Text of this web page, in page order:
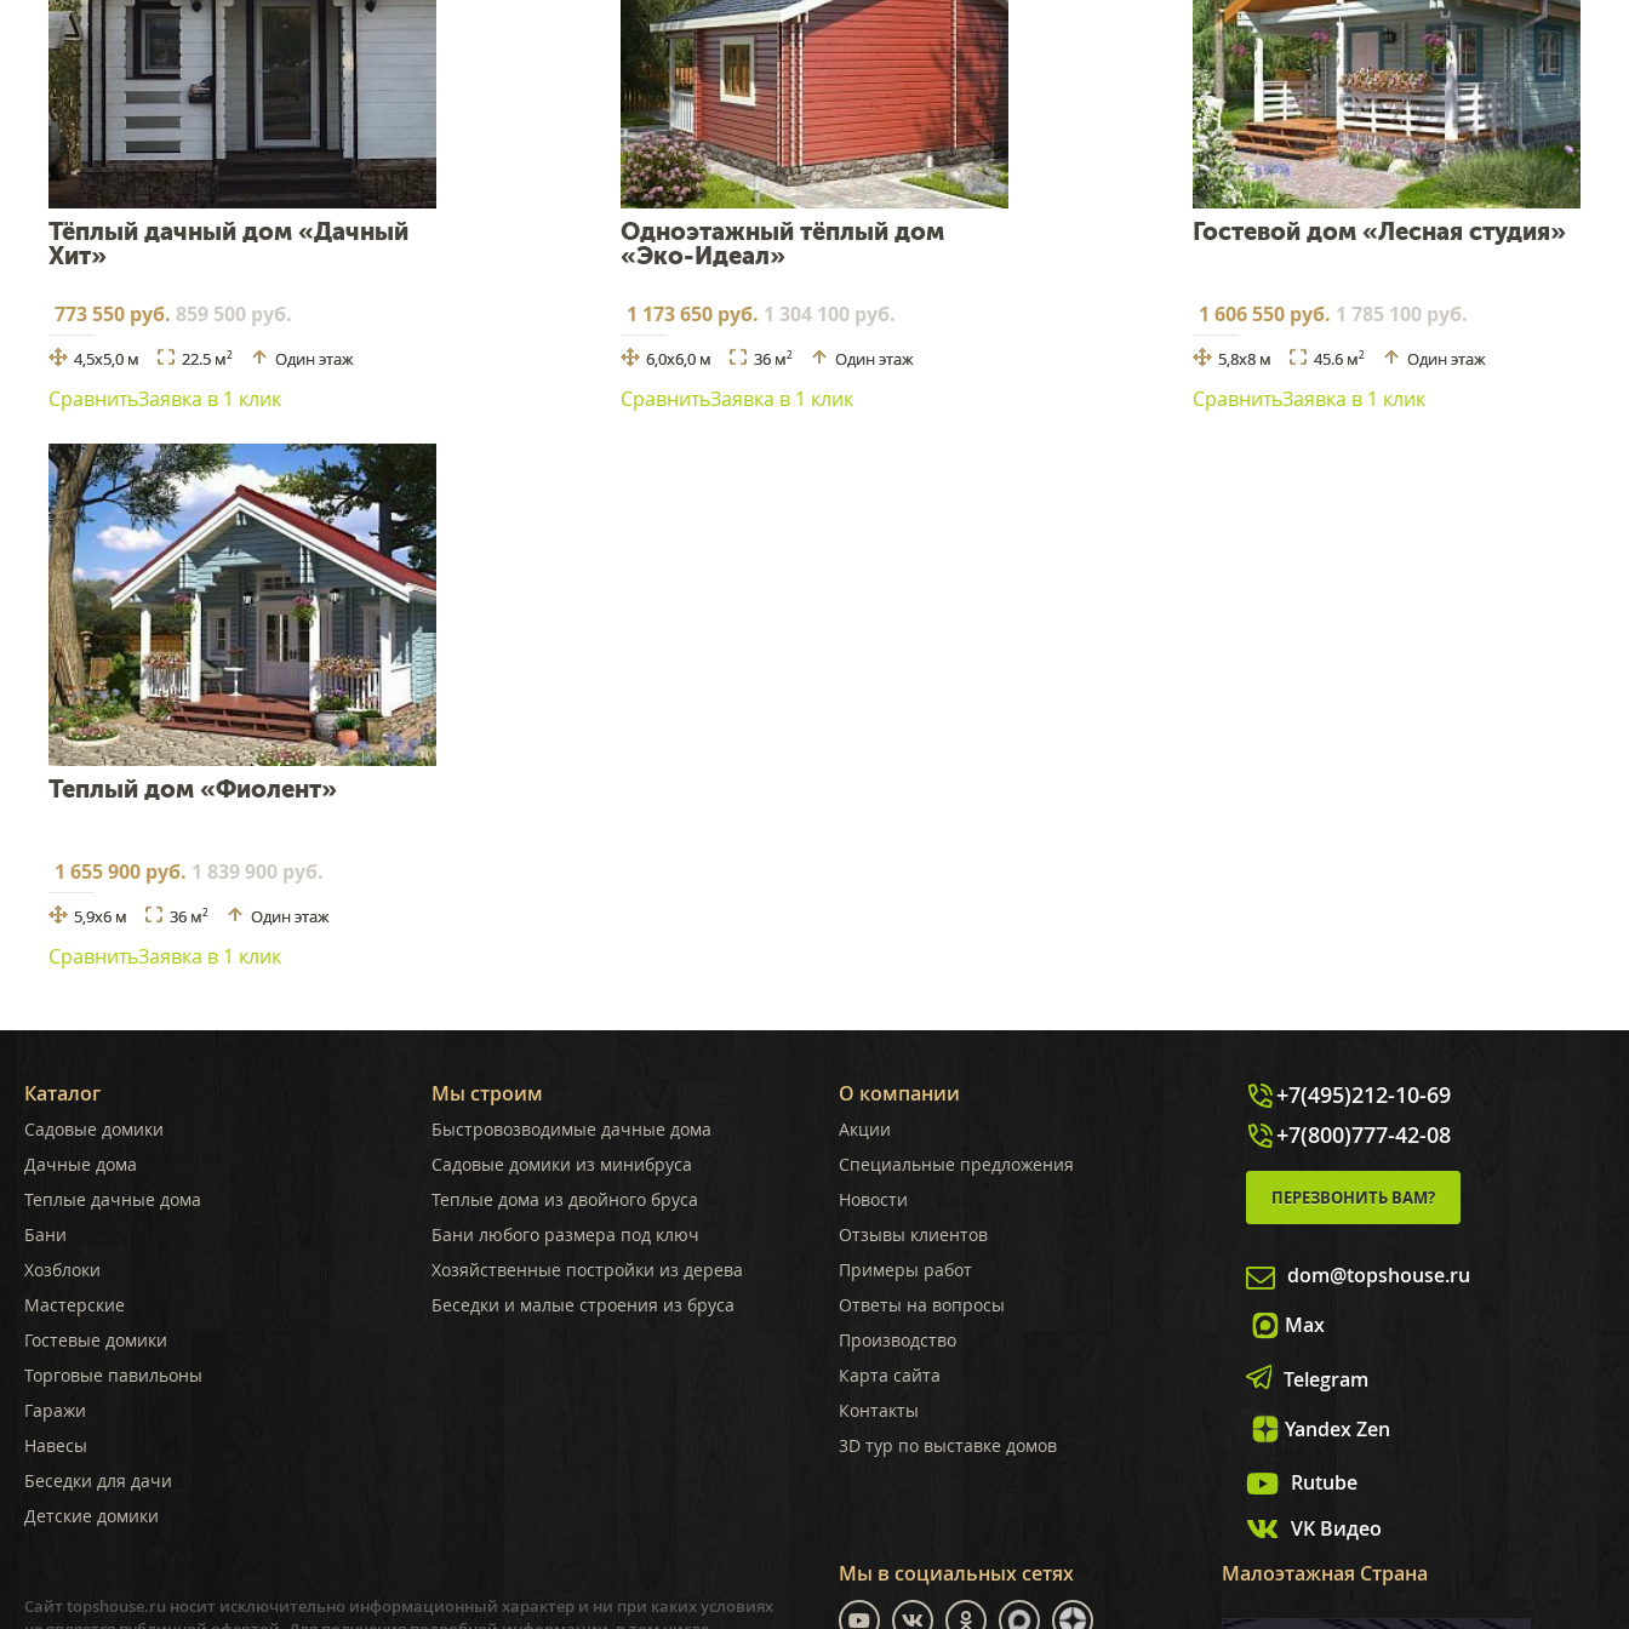
Тёплый дачный дом «Дачный
Хит»
773 550 руб. 859 500 руб.
4,5х5,0 м 22.5 м2 Один этаж
СравнитьЗаявка в 1 клик
Одноэтажный тёплый дом
«Эко-Идеал»
1 173 650 руб. 1 304 100 руб.
6,0х6,0 м 36 м2 Один этаж
СравнитьЗаявка в 1 клик
Гостевой дом «Лесная студия»
1 606 550 руб. 1 785 100 руб.
5,8x8 м 45.6 м2 Один этаж
СравнитьЗаявка в 1 клик
Теплый дом «Фиолент»
1 655 900 руб. 1 839 900 руб.
5,9x6 м 36 м2 Один этаж
СравнитьЗаявка в 1 клик
Каталог
Садовые домики
Дачные дома
Теплые дачные дома
Бани
Хозблоки
Мастерские
Гостевые домики
Торговые павильоны
Гаражи
Навесы
Беседки для дачи
Детские домики
Мы строим
Быстровозводимые дачные дома
Садовые домики из минибруса
Теплые дома из двойного бруса
Бани любого размера под ключ
Хозяйственные постройки из дерева
Беседки и малые строения из бруса
О компании
Акции
Специальные предложения
Новости
Отзывы клиентов
Примеры работ
Ответы на вопросы
Производство
Карта сайта
Контакты
3D тур по выставке домов
+7(495)212-10-69
+7(800)777-42-08
ПЕРЕЗВОНИТЬ ВАМ?
dom@topshouse.ru
Max
Telegram
Yandex Zen
Rutube
VK Видео
Мы в социальных сетях
Малоэтажная Страна
Сайт topshouse.ru носит исключительно информационный характер и ни при каких условиях